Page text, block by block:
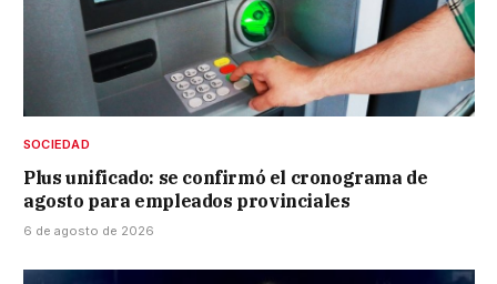
SOCIEDAD
Plus unificado: se confirmó el cronograma de
agosto para empleados provinciales
6 de agosto de 2026